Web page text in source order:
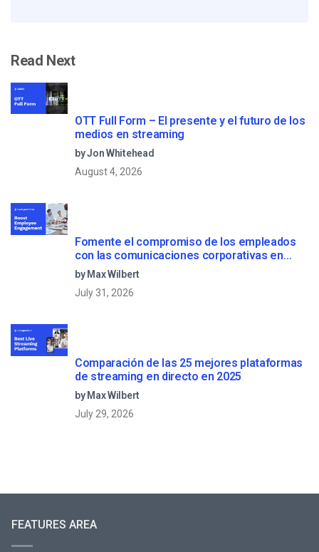
Read Next
OTT Full Form – El presente y el futuro de los
medios en streaming
by Jon Whitehead
August 4, 2026
Fomente el compromiso de los empleados
con las comunicaciones corporativas en
directo
by Max Wilbert
July 31, 2026
Comparación de las 25 mejores plataformas
de streaming en directo en 2025
by Max Wilbert
July 29, 2026
FEATURES AREA